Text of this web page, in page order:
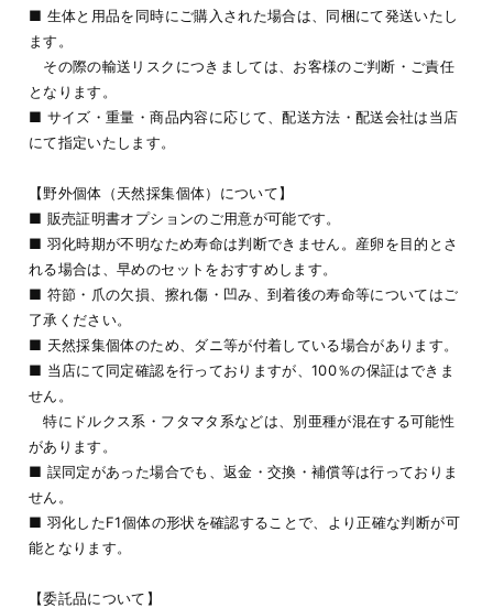
■ 生体と用品を同時にご購入された場合は、同梱にて発送いたし
ます。
その際の輸送リスクにつきましては、お客様のご判断・ご責任
となります。
■ サイズ・重量・商品内容に応じて、配送方法・配送会社は当店
にて指定いたします。
【野外個体（天然採集個体）について】
■ 販売証明書オプションのご用意が可能です。
■ 羽化時期が不明なため寿命は判断できません。産卵を目的とさ
れる場合は、早めのセットをおすすめします。
■ 符節・爪の欠損、擦れ傷・凹み、到着後の寿命等についてはご
了承ください。
■ 天然採集個体のため、ダニ等が付着している場合があります。
■ 当店にて同定確認を行っておりますが、100％の保証はできま
せん。
特にドルクス系・フタマタ系などは、別亜種が混在する可能性
があります。
■ 誤同定があった場合でも、返金・交換・補償等は行っておりま
せん。
■ 羽化したF1個体の形状を確認することで、より正確な判断が可
能となります。
【委託品について】